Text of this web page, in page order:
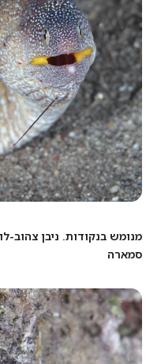
מנומש בנקודות. ניבן
סמארה